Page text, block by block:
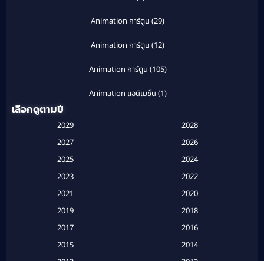
Animation การ์ตูน (29)
Animation การ์ตูน (12)
Animation การ์ตูน (105)
Animation แอนิเมชั่น (1)
Based on a True Story สร้างจากเรื่องจริง(2)
Based on a True Story เรื่องจริง (20)
เลือกดูตามปี
2029
2028
2027
2026
2025
2024
2023
2022
2021
2020
2019
2018
2017
2016
2015
2014